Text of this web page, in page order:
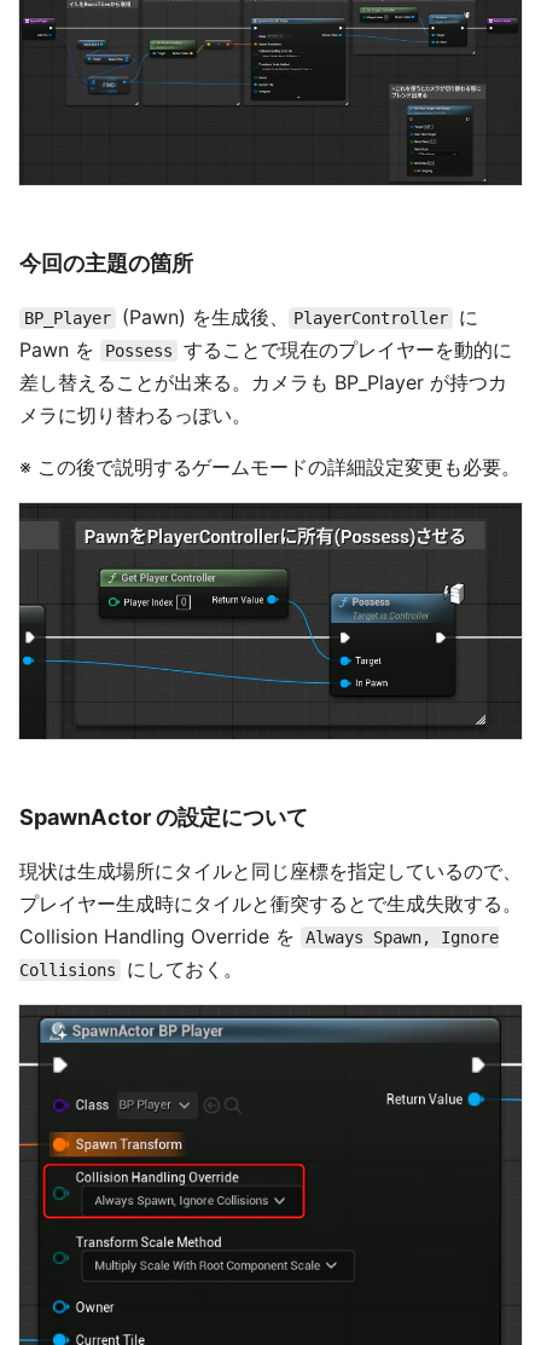
今回の主題の箇所
BP_Player (Pawn) を生成後、 PlayerController
に
Pawn を
Possess
することで現在のプレイヤーを動的に
差し替えることが出来る。カメラも BP_Player が持つカ
メラに切り替わるっぽい。
※ この後で説明するゲームモードの詳細設定変更も必要。
SpawnActor の設定について
現状は生成場所にタイルと同じ座標を指定しているので、
プレイヤー生成時にタイルと衝突するとで生成失敗する。
Collision Handling Override を
Always Spawn, Ignore
Collisions
にしておく。